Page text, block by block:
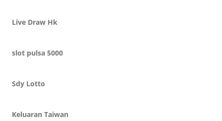
Live Draw Hk
slot pulsa 5000
Sdy Lotto
Keluaran Taiwan